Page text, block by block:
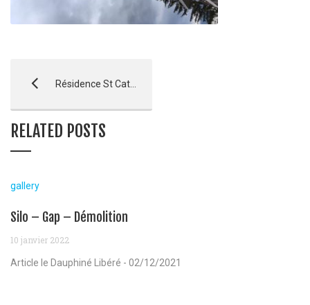
Résidence St Catherine – FINITION
RELATED POSTS
gallery
Silo – Gap – Démolition
10 janvier 2022
Article le Dauphiné Libéré - 02/12/2021